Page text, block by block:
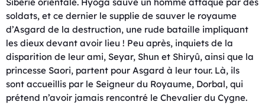
Sibérie orientale. Hyôga sauve un homme attaqué par des
soldats, et ce dernier le supplie de sauver le royaume
d’Asgard de la destruction, une rude bataille impliquant
les dieux devant avoir lieu ! Peu après, inquiets de la
disparition de leur ami, Seyar, Shun et Shiryû, ainsi que la
princesse Saori, partent pour Asgard à leur tour. Là, ils
sont accueillis par le Seigneur du Royaume, Dorbal, qui
prétend n’avoir jamais rencontré le Chevalier du Cygne.